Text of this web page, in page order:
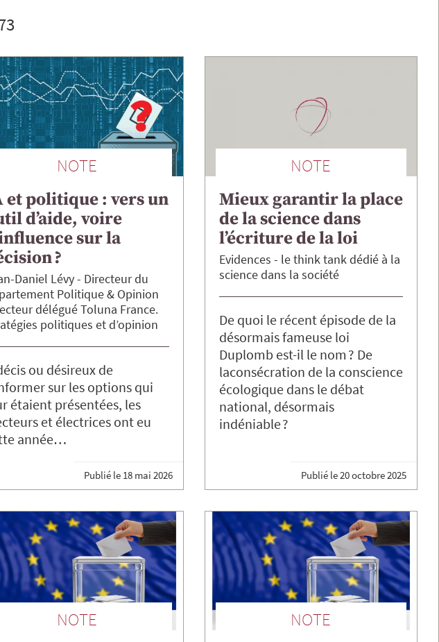
NOTE
et politique : vers un
d’aide, voire
sur la
?
Daniel Lévy
Directeur du
Politique & Opinion
délégué Toluna France.
politiques et d’opinion
ou désireux de
sur les options qui
étaient présentées, les
et électrices ont eu
année…
Publié le 18 mai 2026
NOTE
Mieux garantir la place
de la science dans
l’écriture de la loi
Evidences
le think tank dédié à la
science dans la société
De quoi le récent épisode de la
désormais fameuse loi
Duplomb est-il le nom ? De
laconsécration de la conscience
écologique dans le débat
national, désormais
indéniable ?
Publié le20 octobre 2025
NOTE NOTE